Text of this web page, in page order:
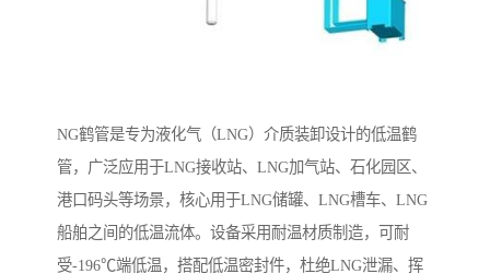
NG鹤管是专为液化气（LNG）介质装卸设计的低温鹤
管，广泛应用于LNG接收站、LNG加气站、石化园区、
港口码头等场景，核心用于LNG储罐、LNG槽车、LNG
船舶之间的低温流体。设备采用耐温材质制造，可耐
受-196℃端低温，搭配低温密封件，杜绝LNG泄漏、挥